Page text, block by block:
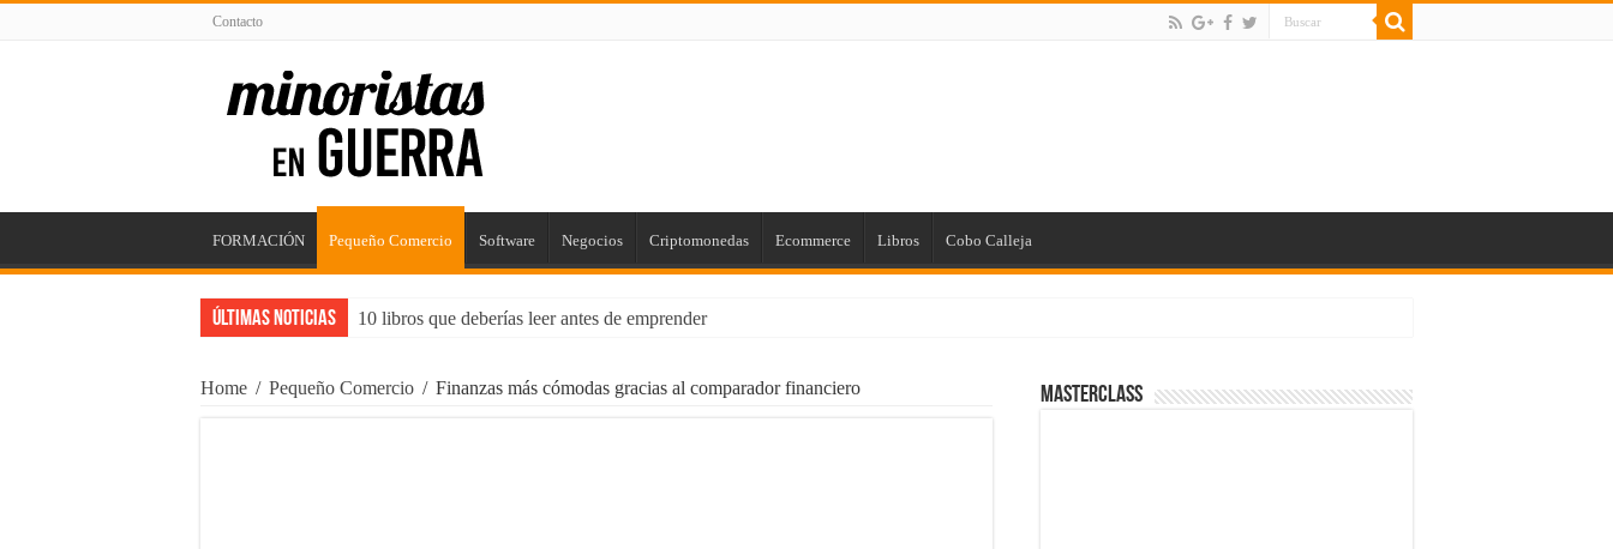
Contacto
FORMACIÓN Pequeño Comercio Software Negocios Criptomonedas Ecommerce Libros Cobo Calleja
Últimas Noticias
10 libros que deberías leer antes de emprender
Impacta con tu Agencia de Marketing con el poder de la Imprenta
Home / Pequeño Comercio / Finanzas más cómodas gracias al comparador financiero MasterClass